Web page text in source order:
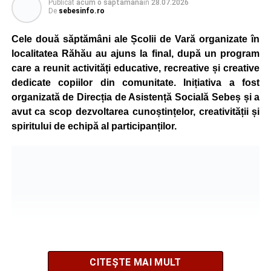
Publicat acum o săptămânăîn 28.07.2026
De sebesinfo.ro
Cele două săptămâni ale Școlii de Vară organizate în
localitatea Răhău au ajuns la final, după un program
care a reunit activități educative, recreative și creative
dedicate copiilor din comunitate. Inițiativa a fost
organizată de Direcția de Asistență Socială Sebeș și a
avut ca scop dezvoltarea cunoștințelor, creativității și
spiritului de echipă al participanților.
CITEȘTE MAI MULT